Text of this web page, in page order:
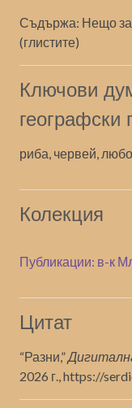
Съдържа: Нещо за
(глистите)
Ключови
географски
риба, червей,
Колекция
Публикации: в-к
Цитат
“Разни,”
2026 г.,https://